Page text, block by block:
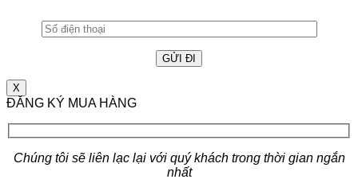
X
ĐĂNG KÝ MUA HÀNG
Chúng tôi sẽ liên lạc lại với quý khách trong thời gian ngắn
nhất